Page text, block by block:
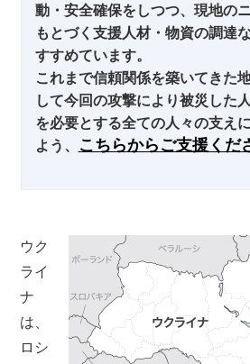
動・安全確保をしつつ、現地の
もとづく支援人材・物資の調達
すすめています。
これまで信頼関係を築いてきた
して今回の攻撃により被災した
を必要とする全ての人々の支え
よう、
こちらからご支援くだ
ウク
ライ
ナ
は、
ロシ